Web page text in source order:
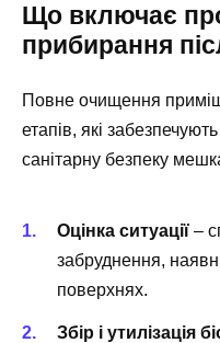
Що включає
прибирання
Повне очищення
етапів, які
санітарну безпеку
Оцінка ситуації –
забруднення,
поверхнях.
Збір і утилізація